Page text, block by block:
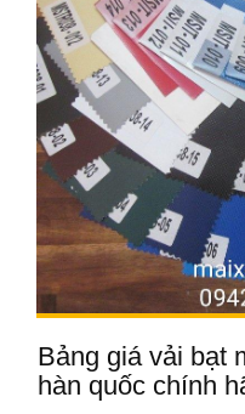
Bảng giá vải bạt
hàn quốc chính